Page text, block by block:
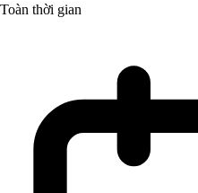
Toàn thời gian